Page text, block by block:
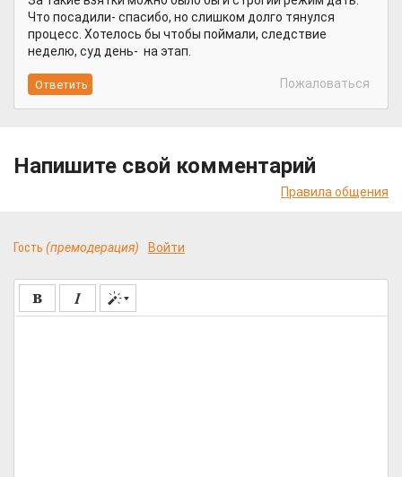
Что посадили- спасибо, но слишком долго тянулся
процесс. Хотелось бы чтобы поймали, следствие
неделю, суд день- на этап.
Пожаловаться
Напишите свой комментарий
Правила общения
Гость (премодерация) Войти